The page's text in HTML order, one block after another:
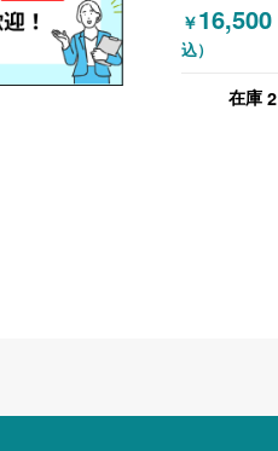
ブル ビエナ
W1800 天板
￥16,500
込）
在庫 2